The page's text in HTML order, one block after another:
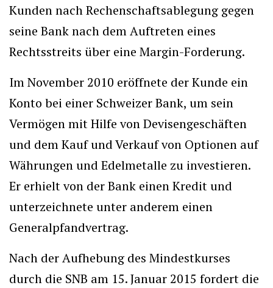
Kunden nach Rechenschaftsablegung gegen
seine Bank nach dem Auftreten eines
Rechtsstreits über eine Margin-Forderung.
Im November 2010 eröffnete der Kunde ein
Konto bei einer Schweizer Bank, um sein
Vermögen mit Hilfe von Devisengeschäften
und dem Kauf und Verkauf von Optionen auf
Währungen und Edelmetalle zu investieren.
Er erhielt von der Bank einen Kredit und
unterzeichnete unter anderem einen
Generalpfandvertrag.
Nach der Aufhebung des Mindestkurses
durch die SNB am 15. Januar 2015 fordert die